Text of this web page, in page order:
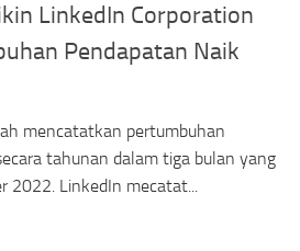
LinkedIn Corporation
Pendapatan Naik
mencatatkan pertumbuhan
tahunan dalam tiga bulan yang
2022. LinkedIn mecatat...